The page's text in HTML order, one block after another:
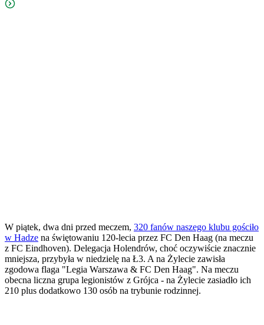
W piątek, dwa dni przed meczem, 320 fanów naszego klubu gościło
w Hadze na świętowaniu 120-lecia przez FC Den Haag (na meczu
z FC Eindhoven). Delegacja Holendrów, choć oczywiście znacznie
mniejsza, przybyła w niedzielę na Ł3. A na Żylecie zawisła
zgodowa flaga "Legia Warszawa & FC Den Haag". Na meczu
obecna liczna grupa legionistów z Grójca - na Żylecie zasiadło ich
210 plus dodatkowo 130 osób na trybunie rodzinnej.